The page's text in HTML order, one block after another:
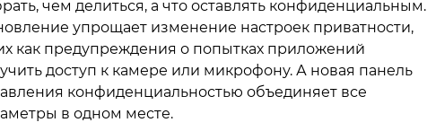
чем делиться, а что оставлять конфиденциальным.
упрощает изменение настроек приватности,
как предупреждения о попытках приложений
доступ к камере или микрофону. А новая панель
конфиденциальностью объединяет все
в одном месте.